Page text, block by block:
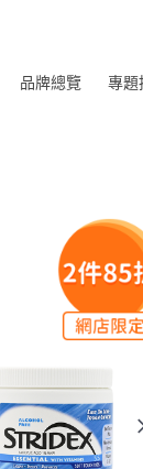
品牌總覽 專題